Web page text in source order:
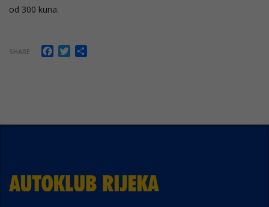
od 300 kuna.
SHARE Facebook
Twitter